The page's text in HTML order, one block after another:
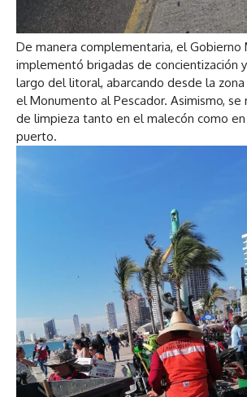
De manera complementaria, el Gobierno
implementó brigadas de concientización
largo del litoral, abarcando desde la
el Monumento al Pescador. Asimismo, se
de limpieza tanto en el malecón como
puerto.